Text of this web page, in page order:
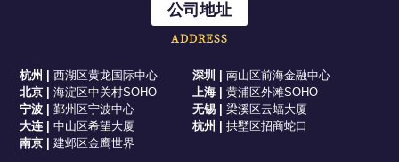
公司地址
ADDRESS
杭州 |西湖区黄龙国际中心 深圳
南山区前海金融中心
北京 |海淀区中关村SOHO 上海| 黄浦区外滩SOHO
宁波 |鄞州区宁波中心 无锡| 梁溪区云蝠大厦
大连 |中山区希望大厦 杭州
拱墅区招商蛇口
南京 |建邺区金鹰世界